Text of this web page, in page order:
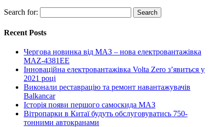
Search for:
Recent Posts
Чергова новинка від МАЗ – нова електровантажівка
MAZ-4381EE
Інноваційна електровантажівка Volta Zero з’явиться у
2021 році
Виконали реставрацію та ремонт навантажувачів
Balkancar
Історія появи першого самоскида МАЗ
Вітропарки в Китаї будуть обслуговуватись 750-
тонними автокранами